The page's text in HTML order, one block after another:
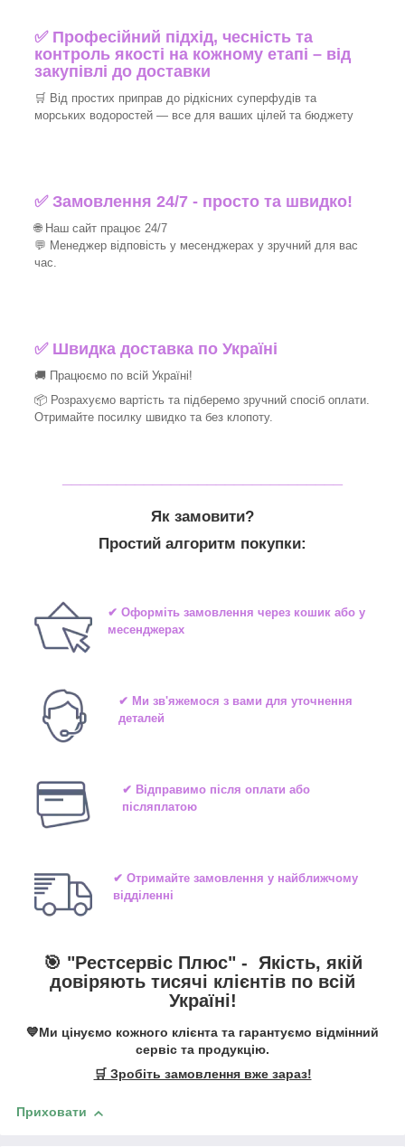
✅ Професійний підхід, чесність та
контроль якості на кожному етапі – від
закупівлі до доставки
🛒 Від простих приправ до рідкісних суперфудів та
морських водоростей — все для ваших цілей та бюджету
✅ Замовлення 24/7 - просто та швидко!
🌐 Наш сайт працює 24/7
💬 Менеджер відповість у месенджерах у зручний для вас
час.
✅Швидка доставка по Україні
🚚 Працюємо по всій Україні!
📦 Розрахуємо вартість та підберемо зручний спосіб оплати.
Отримайте посилку швидко та без клопоту.
Як замовити?
Простий алгоритм покупки:
✔ Оформіть замовлення через кошик або у
месенджерах
✔ Ми зв'яжемося з вами для уточнення
деталей
✔ Відправимо після оплати або
післяплатою
✔ Отримайте замовлення у найближчому
відділенні
🎯 "Рестсервіс Плюс" - Якість, якій
довіряють тисячі клієнтів по всій
Україні!
💙Ми цінуємо кожного клієнта та гарантуємо відмінний
сервіс та продукцію.
🛒 Зробіть замовлення вже зараз!
Приховати